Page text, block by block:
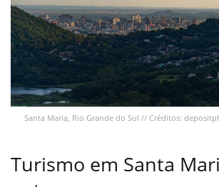
Santa Maria, Rio Grande do Sul // Créditos:
Turismo em Santa